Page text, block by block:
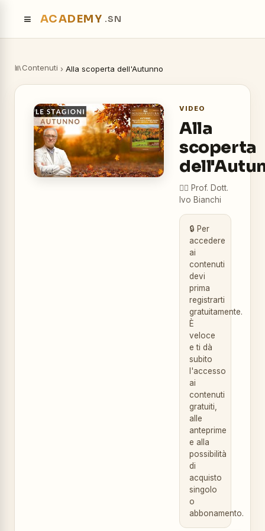
≡ ACADEMY .SN
Contenuti › Alla scoperta dell'Autunno
VIDEO
Alla
scoperta
👨‍⚕️ Prof. Dott.
Ivo Bianchi
🔒 Per
accedere
ai
contenuti
devi
prima
registrarti
gratuitamente.
È
veloce
e ti dà
subito
l'accesso
ai
contenuti
gratuiti,
alle
anteprime
e alla
possibilità
di
acquisto
singolo
o
abbonamento.